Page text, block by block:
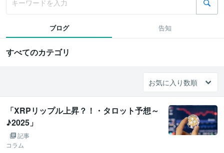
ブログ 告知
すべてのカテゴリ
「XRPリップル上昇？！・タロット予想～
♪2025」
記事
コラム